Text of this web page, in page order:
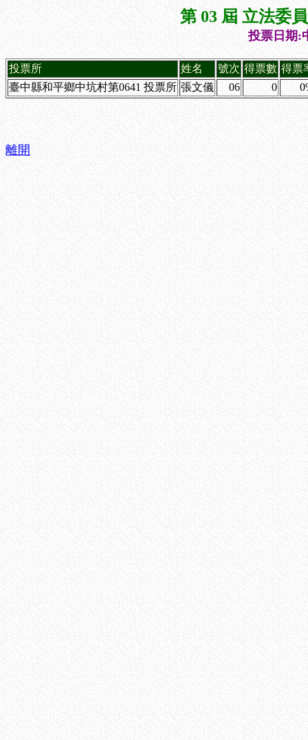
第 03 屆 立法委
投票日期:
投票所 姓名 號次 得票數 得票
臺中縣和平鄉中坑村第0641 投票所 張文儀 06 0
離開